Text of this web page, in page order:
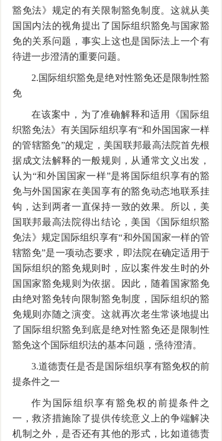
豁免法》规定的有关限制豁免制度。这就从美
国国内法的视角提出了国际组织豁免与国家豁
免的关系问题，事实上这也是国际法上一个有
待进一步澄清的重要问题。
2.国际组织豁免是绝对性豁免还是限制性豁
免
在该案中，为了准确解释和适用《国际组
织豁免法》有关国际组织享有“和外国国家一样
的管辖豁免”的规定，美国联邦最高法院首先根
据成文法解释的一般规则，从通常文义出发，
认为“和外国国家一样”是将国际组织享有的豁
免与外国国家在美国享有的豁免动态地联系挂
钩，达到两者一直保持一致的效果。所以，美
国联邦最高法院得出结论，美国《国际组织豁
免法》规定国际组织享有“和外国国家一样的管
辖豁免”是一项动态要求，即法院在确定适用于
国际组织的豁免规则时，应以案件发生时的外
国国家豁免规则为依据。因此，随着国家豁免
由绝对豁免转向限制豁免制度，国际组织的豁
免规则亦随之演变。这就再次老生常谈地提出
了国际组织豁免到底是绝对性豁免还是限制性
豁免这个国际组织法的基本问题，焏待澄清。
3.道德责任是否是国际组织享有豁免权的前
提条件之一
作为国际组织享有豁免权的前提条件之
一，救济措施除了提供传统意义上的争端解决
机制之外，是否还有其他的形式，比如道德责